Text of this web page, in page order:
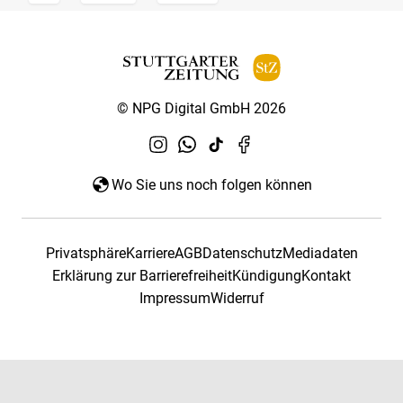
© NPG Digital GmbH 2026
Wo Sie uns noch folgen können
PrivatsphäreKarriereAGBDatenschutzMediadaten
Erklärung zur BarrierefreiheitKündigungKontakt
ImpressumWiderruf